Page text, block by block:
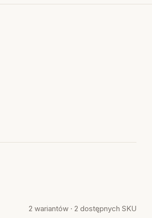
2 wariantów · 2 dostępnych SKU